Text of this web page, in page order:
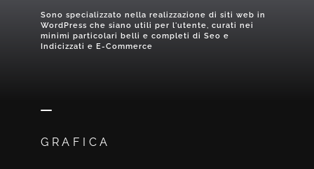
Sono specializzato nella realizzazione di siti web in
WordPress che siano utili per l'utente, curati nei
minimi particolari belli e completi di Seo e
Indicizzati e E-Commerce
GRAFICA